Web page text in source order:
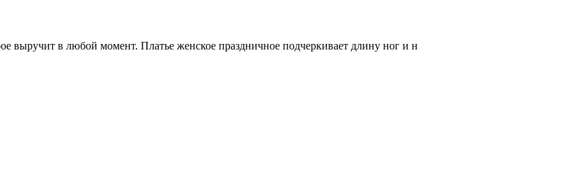
выручит в любой момент. Платье женское праздничное подчеркивает длину ног и н